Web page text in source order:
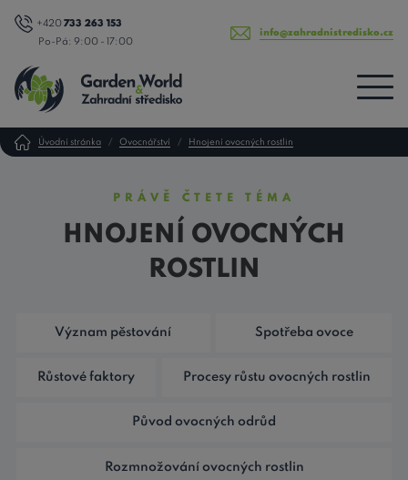
+420 733 263 153
Po-Pá: 9:00 - 17:00
info@zahradnistredisko.cz
Úvodní stránka Ovocnářství Hnojení ovocných rostlin
PRÁVĚ ČTETE TÉMA
HNOJENÍ OVOCNÝCH
ROSTLIN
Význam pěstování Spotřeba ovoce
Růstové faktory Procesy růstu ovocných rostlin
Původ ovocných odrůd
Rozmnožování ovocných rostlin